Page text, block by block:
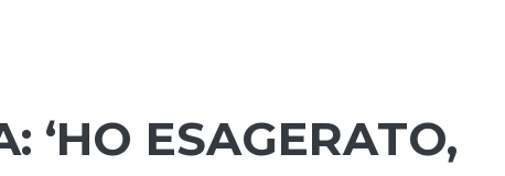
‘HO ESAGERATO,